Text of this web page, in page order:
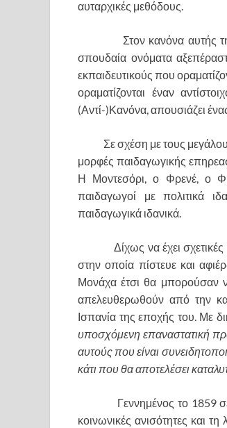
αυταρχικές μεθόδους.
Στον κανόνα αυτής της
σπουδαία ονόματα
εκπαιδευτικούς που
οραματίζονται έναν
(Αντί-)Κανόνα, απουσιάζει
Σε σχέση με τους
μορφές παιδαγωγικής
Η Μοντεσόρι, ο Φρενέ, ο
παιδαγωγοί με πολιτικά
παιδαγωγικά ιδανικά.
Δίχως να έχει σχετικές
στην οποία πίστευε και
Μονάχα έτσι θα μπορούσαν
απελευθερωθούν από την
Ισπανία της εποχής του. Με
υποσχόμενη επαναστατική
αυτούς που είναι
κάτι που θα αποτελέσει
Γεννημένος το 1859 σε
κοινωνικές ανισότητες και